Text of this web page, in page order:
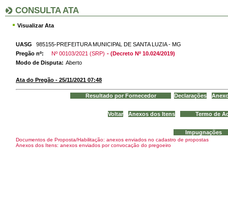
CONSULTA ATA
Visualizar Ata
UASG
985155-PREFEITURA MUNICIPAL DE SANTA LUZIA - MG
Pregão nº:
Nº 00103/2021 (SRP) - (Decreto Nº 10.024/2019)
Modo de Disputa: Aberto
Ata do Pregão - 25/11/2021 07:48
Documentos de Proposta/Habilitação: anexos enviados no cadastro de propostas
Anexos dos Itens: anexos enviados por convocação do pregoeiro